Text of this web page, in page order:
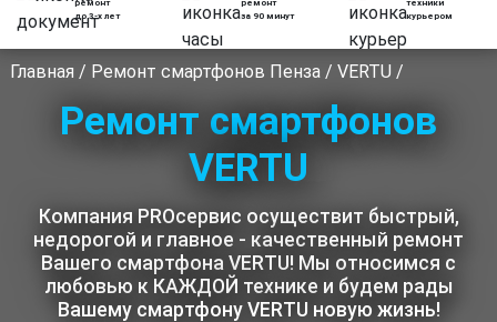
ремонт
до 3-х лет
ремонт
за 90 минут
техники
курьером
Главная / Ремонт смартфонов Пенза/ VERTU /
Ремонт смартфонов
VERTU
Компания PROсервис осуществит быстрый,
недорогой и главное - качественный ремонт
Вашего смартфона VERTU! Мы относимся с
любовью к КАЖДОЙ технике и будем рады
Вашему смартфону VERTU новую жизнь!